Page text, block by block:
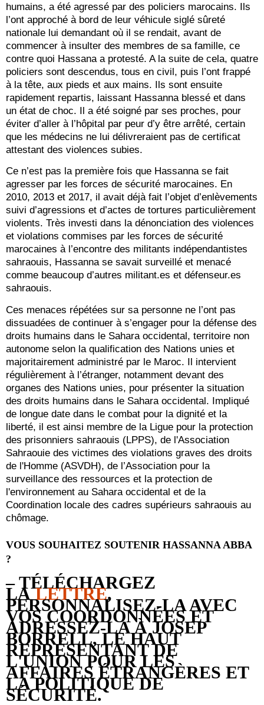
humains, a été agressé par des policiers marocains. Ils
l’ont approché à bord de leur véhicule siglé sûreté
nationale lui demandant où il se rendait, avant de
commencer à insulter des membres de sa famille, ce
contre quoi Hassana a protesté. A la suite de cela, quatre
policiers sont descendus, tous en civil, puis l’ont frappé
à la tête, aux pieds et aux mains. Ils sont ensuite
rapidement repartis, laissant Hassanna blessé et dans
un état de choc. Il a été soigné par ses proches, pour
éviter d’aller à l’hôpital par peur d’y être arrêté, certain
que les médecins ne lui délivreraient pas de certificat
attestant des violences subies.
Ce n’est pas la première fois que Hassanna se fait
agresser par les forces de sécurité marocaines. En
2010, 2013 et 2017, il avait déjà fait l’objet d’enlèvements
suivi d’agressions et d’actes de tortures particulièrement
violents. Très investi dans la dénonciation des violences
et violations commises par les forces de sécurité
marocaines à l’encontre des militants indépendantistes
sahraouis, Hassanna se savait surveillé et menacé
comme beaucoup d’autres militant.es et défenseur.es
sahraouis.
Ces menaces répétées sur sa personne ne l’ont pas
dissuadées de continuer à s’engager pour la défense des
droits humains dans le Sahara occidental, territoire non
autonome selon la qualification des Nations unies et
majoritairement administré par le Maroc. Il intervient
régulièrement à l’étranger, notamment devant des
organes des Nations unies, pour présenter la situation
des droits humains dans le Sahara occidental. Impliqué
de longue date dans le combat pour la dignité et la
liberté, il est ainsi membre de la Ligue pour la protection
des prisonniers sahraouis (LPPS), de l'Association
Sahraouie des victimes des violations graves des droits
de l'Homme (ASVDH), de l’Association pour la
surveillance des ressources et la protection de
l'environnement au Sahara occidental et de la
Coordination locale des cadres supérieurs sahraouis au
chômage.
VOUS SOUHAITEZ SOUTENIR HASSANNA ABBA
?
– TÉLÉCHARGEZ
LALETTRE,
PERSONNALISEZ-LA AVEC
VOS COORDONNÉES ET
ADRESSEZ-LA À JOSEP
BORRELL, LE HAUT
REPRÉSENTANT DE
L'UNION POUR LES
AFFAIRES ÉTRANGÈRES ET
LA POLITIQUE DE
SÉCURITÉ.